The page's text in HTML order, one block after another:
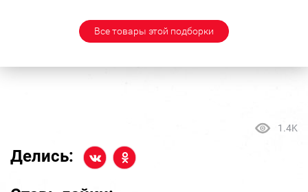
Все товары этой подборки
1.4K
Делись: